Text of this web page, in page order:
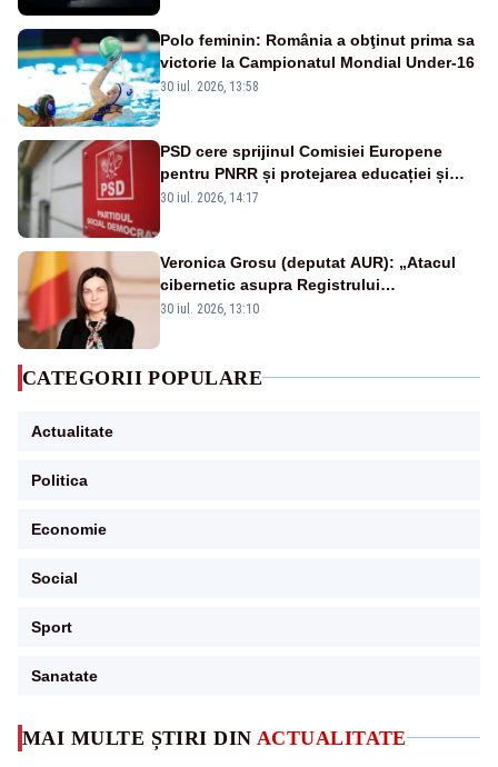
MAI MULTE ȘTIRI DIN ACTUALITATE
Polo feminin: România a obţinut prima sa
victorie la Campionatul Mondial Under-16
30 iul. 2026, 13:58
PSD cere sprijinul Comisiei Europene
pentru PNRR și protejarea educației și
sănătății
30 iul. 2026, 14:17
Veronica Grosu (deputat AUR): „Atacul
cibernetic asupra Registrului
Proprietăților transmite un semnal de
30 iul. 2026, 13:10
CATEGORII POPULARE
Actualitate
Politica
Economie
Social
Sport
Sanatate